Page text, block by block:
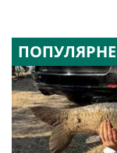
ПОПУЛЯРНЕ